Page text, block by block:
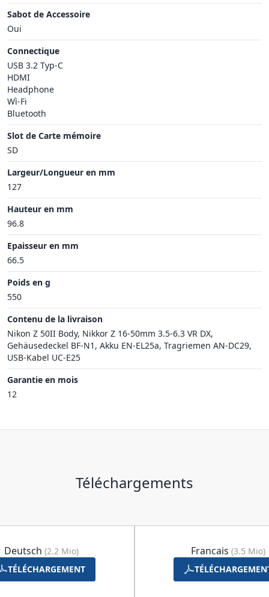
Sabot de Accessoire
Oui
Connectique
USB 3.2 Typ-C
HDMI
Headphone
Wì-Fi
Bluetooth
Slot de Carte mémoire
SD
Largeur/Longueur en mm
127
Hauteur en mm
96.8
Epaisseur en mm
66.5
Poids en g
550
Contenu de la livraison
Nikon Z 50II Body, Nikkor Z 16-50mm 3.5-6.3 VR DX,
Gehäusedeckel BF-N1, Akku EN-EL25a, Tragriemen AN-DC29,
USB-Kabel UC-E25
Garantie en mois
12
Téléchargements
Deutsch (2.2 Mio)
TÉLÉCHARGEMENT
Francais (3.5 Mio)